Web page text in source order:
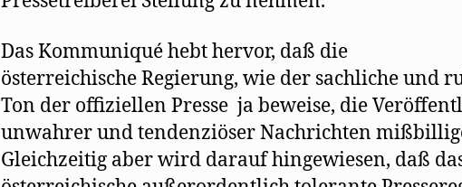
Das Kommuniqué hebt hervor, daß die
österreichische Regierung, wie der sachliche und
Ton der offiziellen Presse ja beweise, die
unwahrer und tendenziöser Nachrichten
Gleichzeitig aber wird darauf hingewiesen, daß